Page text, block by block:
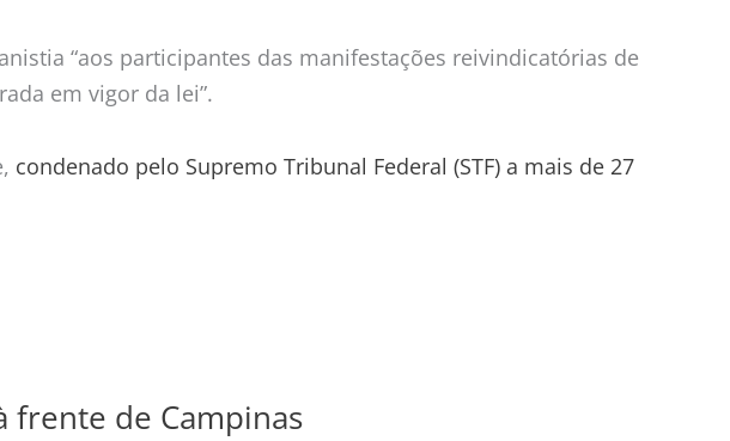
“aos participantes das manifestações reivindicatórias de
em vigor da lei”.
condenado pelo Supremo Tribunal Federal (STF) a mais de 27
frente de Campinas